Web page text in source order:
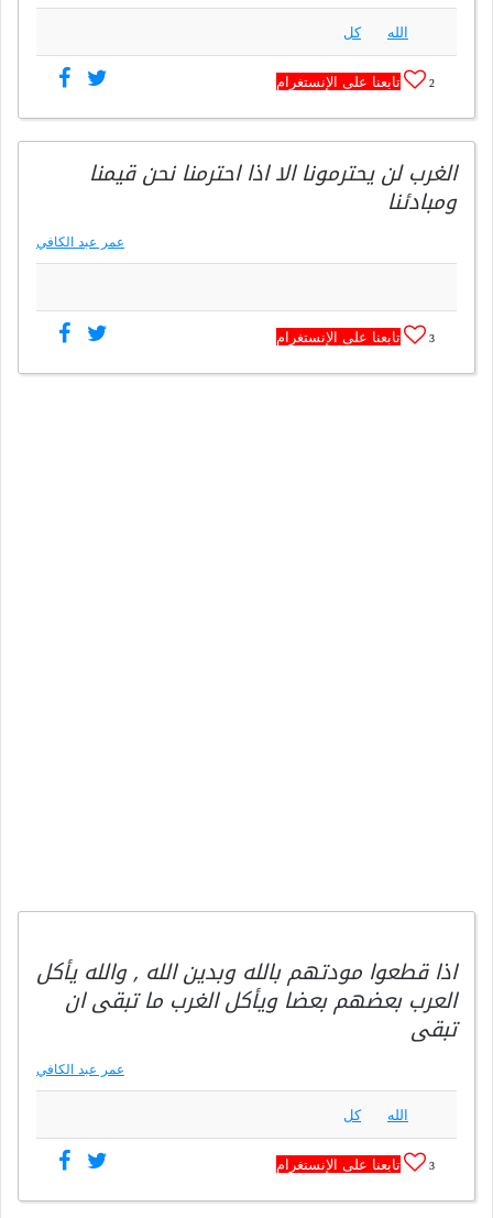
الله كل
2 تابعنا على الإنستغرام
الغرب لن يحترمونا الا اذا احترمنا نحن قيمنا
ومبادئنا
عمر عبد الكافي
3 تابعنا على الإنستغرام
اذا قطعوا مودتهم بالله وبدين الله , والله يأكل
العرب بعضهم بعضا ويأكل الغرب ما تبقى ان
تبقى
عمر عبد الكافي
الله كل
3 تابعنا على الإنستغرام